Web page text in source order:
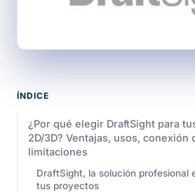
ÍNDICE
¿Por qué elegir DraftSight para
2D/3D? Ventajas, usos, conexión
limitaciones
DraftSight, la solución profesional
tus proyectos